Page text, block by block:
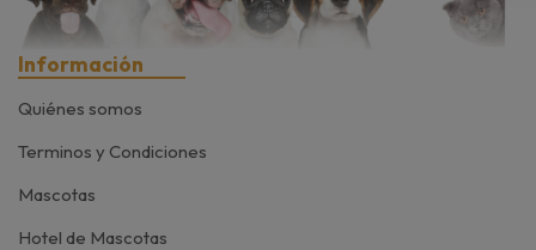
Información
Quiénes somos
Terminos y Condiciones
Mascotas
Hotel de Mascotas